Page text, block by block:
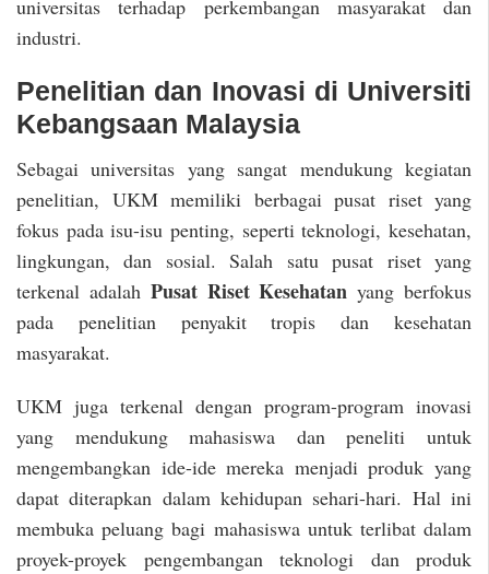
universitas terhadap perkembangan masyarakat dan
industri.
Penelitian dan Inovasi di Universiti
Kebangsaan Malaysia
Sebagai universitas yang sangat mendukung kegiatan
penelitian, UKM memiliki berbagai pusat riset yang
fokus pada isu-isu penting, seperti teknologi, kesehatan,
lingkungan, dan sosial. Salah satu pusat riset yang
terkenal adalah Pusat Riset Kesehatan yang berfokus
pada penelitian penyakit tropis dan kesehatan
masyarakat.
UKM juga terkenal dengan program-program inovasi
yang mendukung mahasiswa dan peneliti untuk
mengembangkan ide-ide mereka menjadi produk yang
dapat diterapkan dalam kehidupan sehari-hari. Hal ini
membuka peluang bagi mahasiswa untuk terlibat dalam
proyek-proyek pengembangan teknologi dan produk